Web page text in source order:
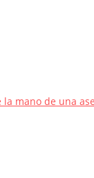
mano de una